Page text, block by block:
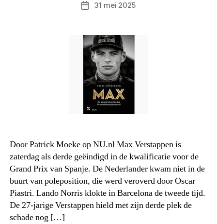
Berichtdatum
31 mei 2025
Door Patrick Moeke op NU.nl Max Verstappen is
zaterdag als derde geëindigd in de kwalificatie voor de
Grand Prix van Spanje. De Nederlander kwam niet in de
buurt van poleposition, die werd veroverd door Oscar
Piastri. Lando Norris klokte in Barcelona de tweede tijd.
De 27-jarige Verstappen hield met zijn derde plek de
schade nog […]